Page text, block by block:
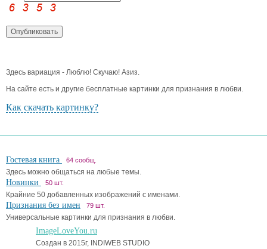
Здесь вариация - Люблю! Скучаю! Азиз.
На сайте есть и другие бесплатные картинки для признания в любви.
Как скачать картинку?
Гостевая книга 64 сообщ.
Здесь можно общаться на любые темы.
Новинки 50 шт.
Крайние 50 добавленных изображений с именами.
Признания без имен 79 шт.
Универсальные картинки для признания в любви.
ImageLoveYou.ru
Создан в 2015г, INDIWEB STUDIO